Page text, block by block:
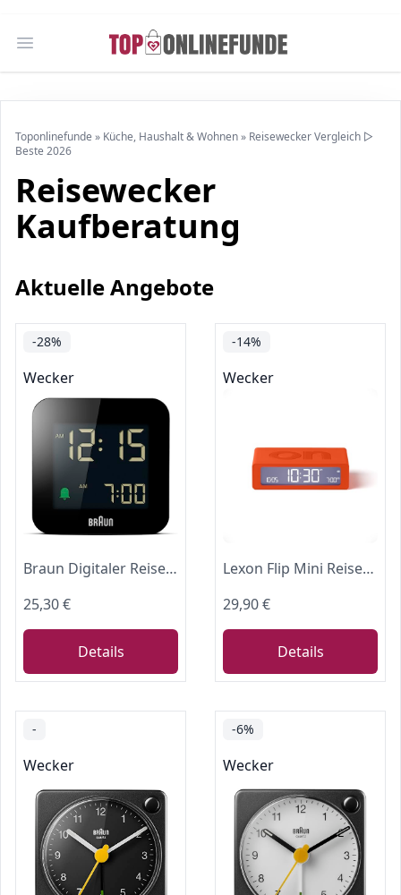
Open main menu
Toponlinefunde » Küche, Haushalt & Wohnen» Reisewecker Vergleich ▷
Beste 2026
Reisewecker
Kaufberatung
Aktuelle Angebote
-28%
Wecker
Braun Digitaler Reisewecker Schlummerfunktion, kompakte Größe, Negatives LC-Display, Schnelleinstellfunktion, Crescendo-Alarm in Schwarz, BC08B
25,30 €
Details
-14%
Wecker
Lexon Flip Mini Reisewecker, digitaler LED-Wecker mit On/Off-Funktion, Einstellbarer Helligkeit, wiederaufladbar und berührungsempfindlich, ideal als Nachttisch-Wecker (Orange)
29,90 €
Details
-
Wecker
-6%
Wecker